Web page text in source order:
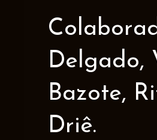
Delgado,
Bazote,
Driê.